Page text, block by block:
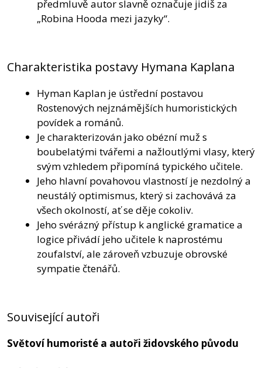
předmluvě autor slavně označuje jidiš za
„Robina Hooda mezi jazyky“.
Charakteristika postavy Hymana Kaplana
Hyman Kaplan je ústřední postavou
Rostenových nejznámějších humoristických
povídek a románů.
Je charakterizován jako obézní muž s
boubelatými tvářemi a nažloutlými vlasy, který
svým vzhledem připomíná typického učitele.
Jeho hlavní povahovou vlastností je nezdolný a
neustálý optimismus, který si zachovává za
všech okolností, ať se děje cokoliv.
Jeho svérázný přístup k anglické gramatice a
logice přivádí jeho učitele k naprostému
zoufalství, ale zároveň vzbuzuje obrovské
sympatie čtenářů.
Související autoři
Světoví humoristé a autoři židovského původu